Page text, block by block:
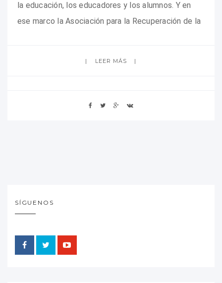
la educación, los educadores y los alumnos. Y en
ese marco la Asociación para la Recuperación de la
LEER MÁS
SÍGUENOS